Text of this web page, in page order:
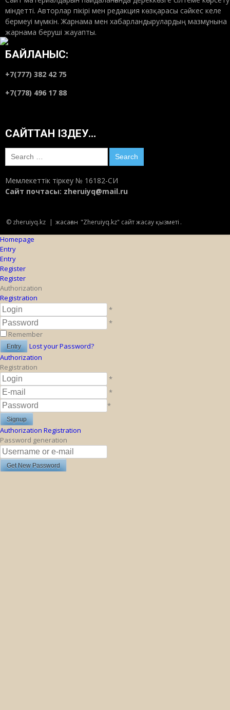
міндетті. Авторлар пікірі мен редакция көзқарасы сәйкес келе
бермеуі мүмкін. Жарнама мен хабарландырулардың мазмұнына
жарнама беруші жауапты.
БАЙЛАНЫС:
+7(777) 382 42 75
+7(778) 496 17 88
САЙТТАН ІЗДЕУ…
Search
for:
Мемлекеттік тіркеу № 16182-СИ
Сайт почтасы: zheruiyq@mail.ru
© zheruiyq.kz | жасаған "Zheruiyq.kz" сайт жасау қызметі .
Homepage
Entry
Entry
Register
Register
Authorization
Registration
*
*
Remember
Lost your Password?
Authorization
Registration
*
*
*
Authorization Registration
Password generation